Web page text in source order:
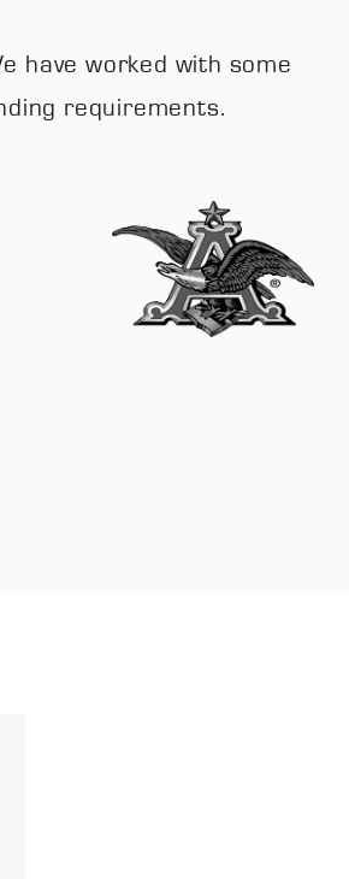
have worked with some
requirements.